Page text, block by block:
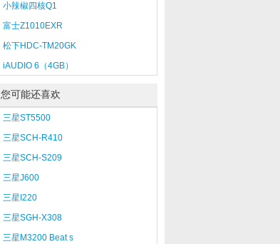
小辣椒四核Q1
富士Z1010EXR
松下HDC-TM20GK
iAUDIO 6（4GB）
您可能还喜欢
三星ST5500
三星SCH-R410
三星SCH-S209
三星J600
三星I220
三星SGH-X308
三星M3200 Beat s